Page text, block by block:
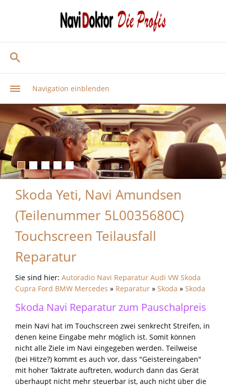
Navigation einblenden
Skoda Yeti, Navi Amundsen
(Teilenummer 5L0035680C)
Touchscreen Teilausfall
Reparatur
Sie sind hier: Autoradio Navi Reparatur Audi VW Skoda
Cupra Ford BMW Mercedes » Reparatur » Skoda » Skoda
Skoda Navi Reparatur zum Pauschalpreis
mein Navi hat im Touchscreen zwei senkrecht Streifen, in
denen keine Eingabe mehr möglich ist. Somit können
nicht alle Ziele im Navi eingegeben werden. Teilweise
(bei Hitze?) kommt es auch vor, dass "Geistereingaben"
mit hoher Taktrate auftreten, wodurch dann das Gerät
überhaupt nicht mehr steuerbar ist, auch nicht über die